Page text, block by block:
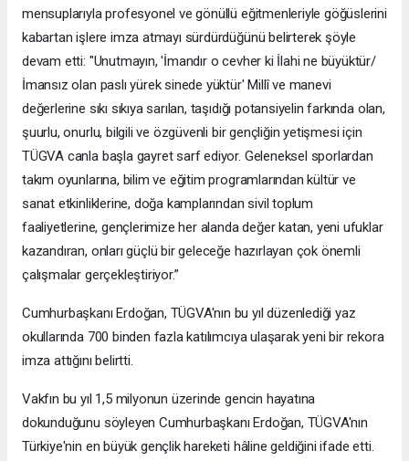
mensuplarıyla profesyonel ve gönüllü eğitmenleriyle göğüslerini
kabartan işlere imza atmayı sürdürdüğünü belirterek şöyle
devam etti: "Unutmayın, 'İmandır o cevher ki İlahi ne büyüktür/
İmansız olan paslı yürek sinede yüktür' Millî ve manevi
değerlerine sıkı sıkıya sarılan, taşıdığı potansiyelin farkında olan,
şuurlu, onurlu, bilgili ve özgüvenli bir gençliğin yetişmesi için
TÜGVA canla başla gayret sarf ediyor. Geleneksel sporlardan
takım oyunlarına, bilim ve eğitim programlarından kültür ve
sanat etkinliklerine, doğa kamplarından sivil toplum
faaliyetlerine, gençlerimize her alanda değer katan, yeni ufuklar
kazandıran, onları güçlü bir geleceğe hazırlayan çok önemli
çalışmalar gerçekleştiriyor.”
Cumhurbaşkanı Erdoğan, TÜGVA'nın bu yıl düzenlediği yaz
okullarında 700 binden fazla katılımcıya ulaşarak yeni bir rekora
imza attığını belirtti.
Vakfın bu yıl 1,5 milyonun üzerinde gencin hayatına
dokunduğunu söyleyen Cumhurbaşkanı Erdoğan, TÜGVA'nın
Türkiye'nin en büyük gençlik hareketi hâline geldiğini ifade etti.